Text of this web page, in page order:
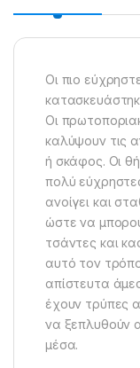
Οι πιο
Oι
καλύψουν τις
ή σκάφος. Οι
πολύ
ανοίγει και
ώστε να
τσάντες και
αυτό τον
απίστευτα
έχουν τρύπες
να ξεπλυθούν
μέσα.